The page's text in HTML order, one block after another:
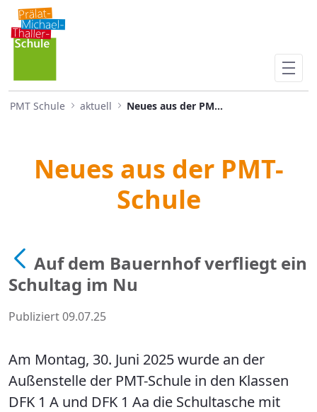
Skip to Main Content
Auf dem Bauernhof verfliegt
PMT Schule aktuell Neues aus der PMTS
Neues aus der PMT-
Schule
Auf dem Bauernhof verfliegt ein
Schultag im Nu
Publiziert 09.07.25
Am Montag, 30. Juni 2025 wurde an der
Außenstelle der PMT-Schule in den Klassen
DFK 1 A und DFK 1 Aa die Schultasche mit